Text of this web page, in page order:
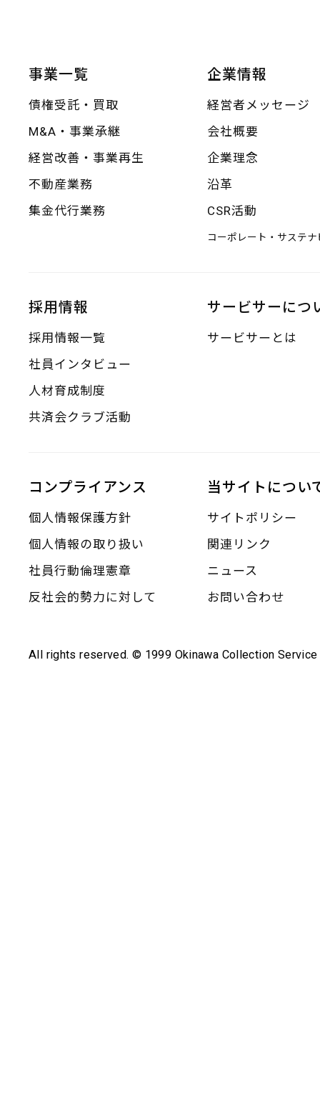
事業一覧
債権受託・買取
M&A・事業承継
経営改善・事業再生
不動産業務
集金代行業務
企業情報
経営者メッセージ
会社概要
企業理念
沿革
CSR活動
コーポレート・サステナ
採用情報
採用情報一覧
社員インタビュー
人材育成制度
共済会クラブ活動
サービサーにつ
サービサーとは
コンプライアンス
個人情報保護方針
個人情報の取り扱い
社員行動倫理憲章
反社会的勢力に対して
当サイトについ
サイトポリシー
関連リンク
ニュース
お問い合わせ
All rights reserved. © 1999 Okinawa Collection Service